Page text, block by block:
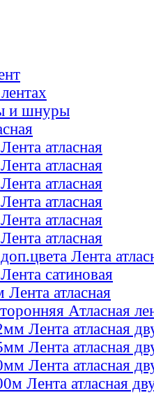
и шнуры
атласная
атласная
атласная
атласная
атласная
атласная
Лента
сатиновая
атласная
Атласная
Лента атласная
Лента атласная
Лента атласная
Лента атласная